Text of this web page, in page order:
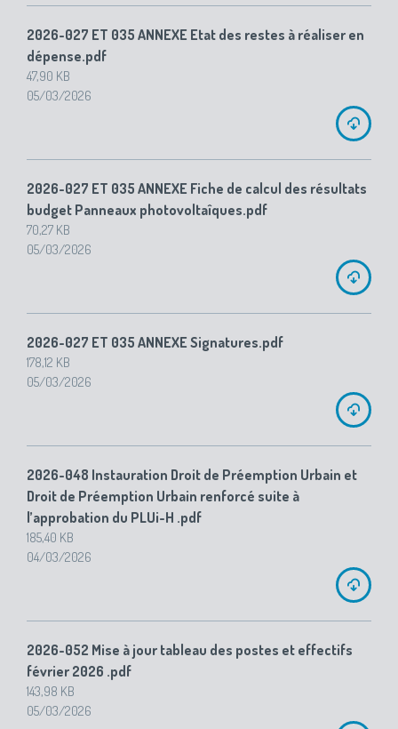
2026-027 ET 035 ANNEXE Etat des restes à réaliser en
dépense.pdf
47,90 KB
05/03/2026
2026-027 ET 035 ANNEXE Fiche de calcul des résultats
budget Panneaux photovoltaîques.pdf
70,27 KB
05/03/2026
2026-027 ET 035 ANNEXE Signatures.pdf
178,12 KB
05/03/2026
2026-048 Instauration Droit de Préemption Urbain et
Droit de Préemption Urbain renforcé suite à
l’approbation du PLUi-H .pdf
185,40 KB
04/03/2026
2026-052 Mise à jour tableau des postes et effectifs
février 2026 .pdf
143,98 KB
05/03/2026